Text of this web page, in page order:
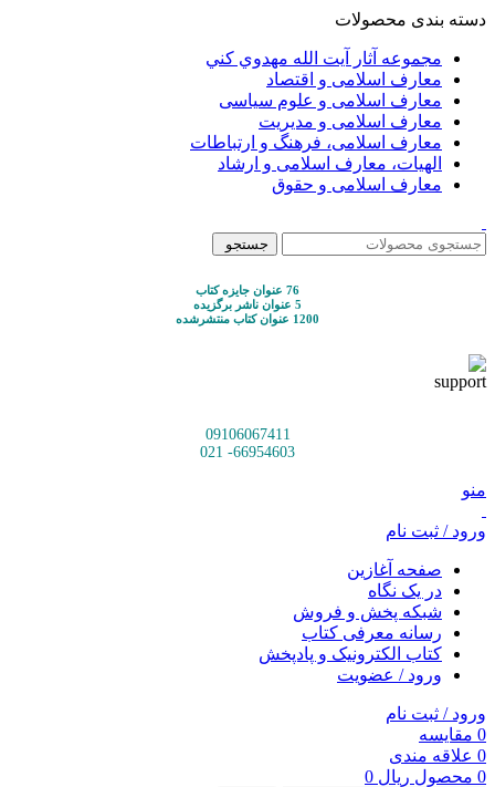
دسته بندی محصولات
مجموعه آثار آيت الله مهدوي كني
معارف اسلامی و اقتصاد
معارف اسلامی و علوم سیاسی
معارف اسلامی و مدیریت
معارف اسلامی، فرهنگ و ارتباطات
الهیات، معارف اسلامی و ارشاد
معارف اسلامی و حقوق
جستجو
76 عنوان جایزه کتاب
5 عنوان ناشر برگزیده
1200 عنوان کتاب منتشرشده
09106067411
66954603- 021
منو
ورود / ثبت نام
صفحه آغازین
در یک نگاه
شبکه پخش و فروش
رسانه معرفی کتاب
کتاب الکترونیک و پادپخش
ورود / عضویت
ورود / ثبت نام
0 مقایسه
0 علاقه مندی
0 محصول ریال